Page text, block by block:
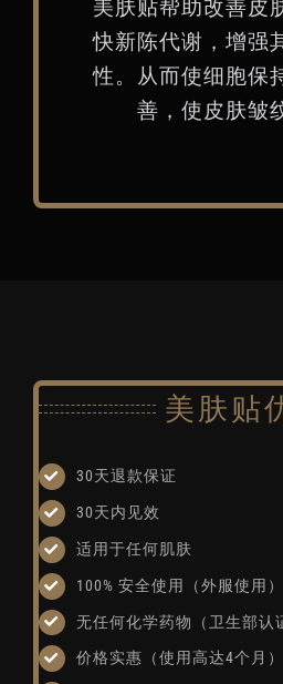
美肤贴帮助改善皮
快新陈代谢，增强
性。从而使细胞保
善，使皮肤皱
美肤贴
30天退款保证
30天内见效
适用于任何肌肤
100% 安全使用（外服使用）
无任何化学药物（卫生部认
价格实惠（使用高达4个月）